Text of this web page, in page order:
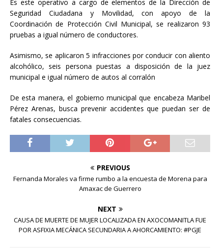
Es este operativo a cargo de elementos de la Dirección de
Seguridad Ciudadana y Movilidad, con apoyo de la
Coordinación de Protección Civil Municipal, se realizaron 93
pruebas a igual número de conductores.
Asimismo, se aplicaron 5 infracciones por conducir con aliento
alcohólico, seis persona puestas a disposición de la juez
municipal e igual número de autos al corralón
De esta manera, el gobierno municipal que encabeza Maribel
Pérez Arenas, busca prevenir accidentes que puedan ser de
fatales consecuencias.
PREVIOUS
Fernanda Morales va firme rumbo a la encuesta de Morena para
Amaxac de Guerrero
NEXT
CAUSA DE MUERTE DE MUJER LOCALIZADA EN AXOCOMANITLA FUE
POR ASFIXIA MECÁNICA SECUNDARIA A AHORCAMIENTO: #PGJE